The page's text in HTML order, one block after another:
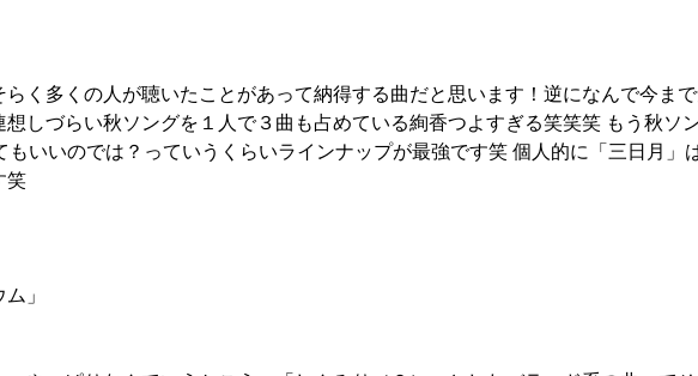
く多くの人が聴いたことがあって納得する曲だと思います！逆になんで今ま
しづらい秋ソングを１人で３曲も占めている絢香つよすぎる笑笑笑 もう秋ソ
もいいのでは？っていうくらいラインナップが最強です笑 個人的に「三日月」
笑
」